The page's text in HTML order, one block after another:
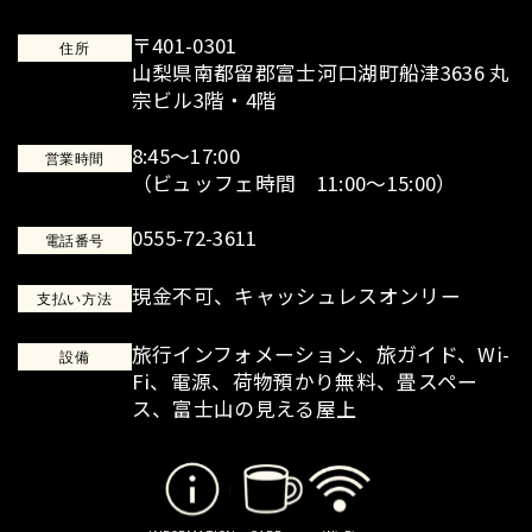
住所
〒401-0301
山梨県南都留郡富士河口湖町船津3636 丸
宗ビル3階・4階
営業時間
8:45～17:00
（ビュッフェ時間 11:00～15:00）
電話番号 0555-72-3611
支払い方法 現金不可、キャッシュレスオンリー
設備
旅行インフォメーション、旅ガイド、Wi-
Fi、電源、荷物預かり無料、畳スペー
ス、富士山の見える屋上